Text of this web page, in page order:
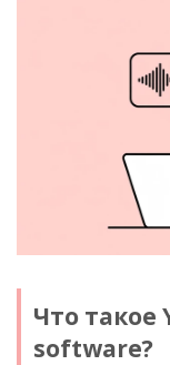
Что такое
software?